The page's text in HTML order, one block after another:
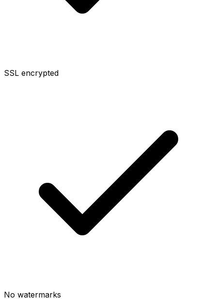
SSL encrypted
No watermarks